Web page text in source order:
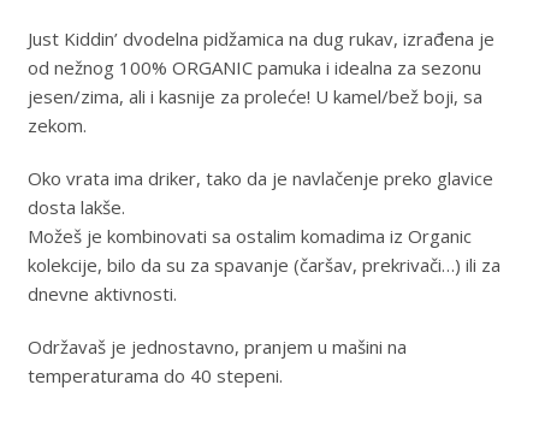
Just Kiddin’ dvodelna pidžamica na dug rukav, izrađena je
od nežnog 100% ORGANIC pamuka i idealna za sezonu
jesen/zima, ali i kasnije za proleće! U kamel/bež boji, sa
zekom.
Oko vrata ima driker, tako da je navlačenje preko glavice
dosta lakše.
Možeš je kombinovati sa ostalim komadima iz Organic
kolekcije, bilo da su za spavanje (čaršav, prekrivači…) ili za
dnevne aktivnosti.
Održavaš je jednostavno, pranjem u mašini na
temperaturama do 40 stepeni.